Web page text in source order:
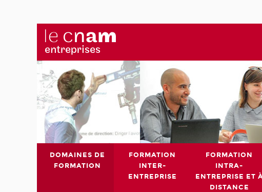
DOMAINES DE
FORMATION
FORMATION
INTER-
ENTREPRISE
FORMATION
INTRA-
ENTREPRISE ET
DISTANCE